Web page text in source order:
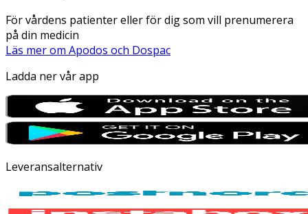
För vårdens patienter eller för dig som vill prenumerera
på din medicin
Läs mer om Apodos och Dospac
Ladda ner vår app
Leveransalternativ